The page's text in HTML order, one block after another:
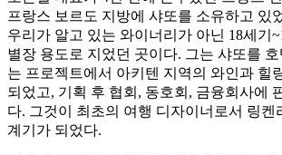
프랑스 보르도 지방에 샤또를 소유하고 있
우리가 알고 있는 와이너리가 아닌 18세기
별장 용도로 지었던 곳이다. 그는 샤또를
는 프로젝트에서 아키텐 지역의 와인과 힐
되었고, 기획 후 협회, 동호회, 금융회사에
다. 그것이 최초의 여행 디자이너로서 링켄
계기가 되었다.